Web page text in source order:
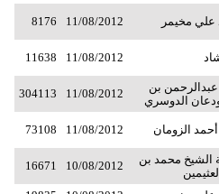
علي مخيمر 11/08/2012
8176
11/08/2012
11638
عبدالرحمن بن
الدوسري
11/08/2012
304113
الزومان 11/08/2012
73108
الشيخ محمد بن
10/08/2012
16671